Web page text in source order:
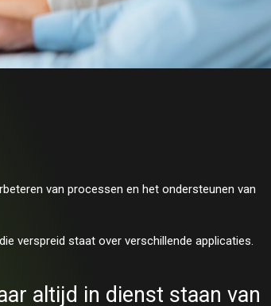
van processen en het ondersteunen van
verspreid staat over verschillende applicaties.
altijd in dienst staan van